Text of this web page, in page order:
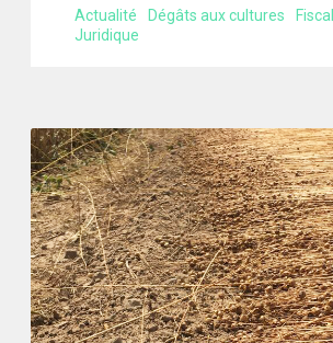
Actualité
Dégâts aux cultures
Juridique